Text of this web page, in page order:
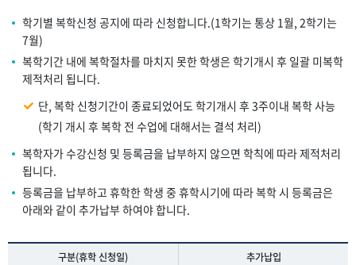
학기별 복학신청 공지에 따라 신청합니다.(1학기는 통상 1월, 2학기는
7월)
복학기간 내에 복학절차를 마치지 못한 학생은 학기개시 후 일괄 미복학
제적처리 됩니다.
단, 복학 신청기간이 종료되었어도 학기개시 후 3주이내 복학 사능
(학기 개시 후 복학 전 수업에 대해서는 결석 처리)
복학자가 수강신청 및 등록금을 납부하지 않으면 학칙에 따라 제적처리
됩니다.
등록금을 납부하고 휴학한 학생 중 휴학시기에 따라 복학 시 등록금은
아래와 같이 추가납부 하여야 합니다.
구분(휴학 신청일)
추가납입